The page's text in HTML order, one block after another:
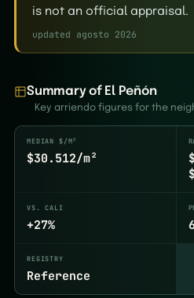
is not an official appraisal.
updated agosto 2026
Summary of El Peñón
Key arriendo figures for the
MEDIAN $/M²
$30.512/m²
VS. CALI
+27%
REGISTRY
Reference